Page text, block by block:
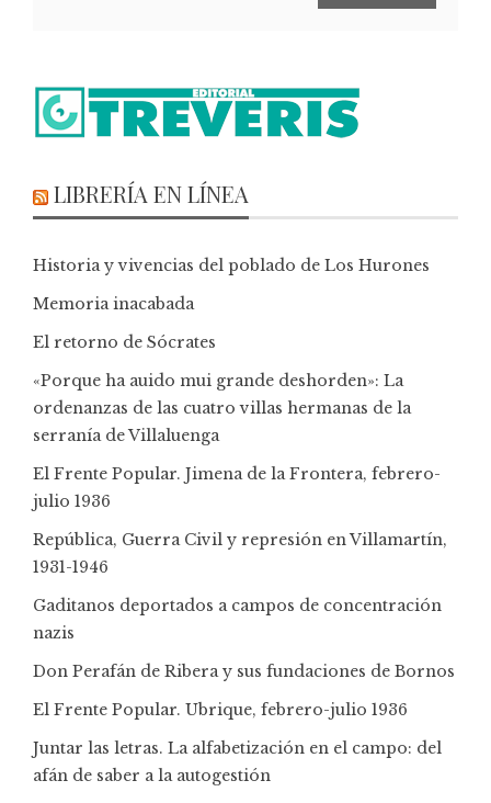
LIBRERÍA EN LÍNEA
Historia y vivencias del poblado de Los Hurones
Memoria inacabada
El retorno de Sócrates
«Porque ha auido mui grande deshorden»: La
ordenanzas de las cuatro villas hermanas de la
serranía de Villaluenga
El Frente Popular. Jimena de la Frontera, febrero-
julio 1936
República, Guerra Civil y represión en Villamartín,
1931-1946
Gaditanos deportados a campos de concentración
nazis
Don Perafán de Ribera y sus fundaciones de Bornos
El Frente Popular. Ubrique, febrero-julio 1936
Juntar las letras. La alfabetización en el campo: del
afán de saber a la autogestión